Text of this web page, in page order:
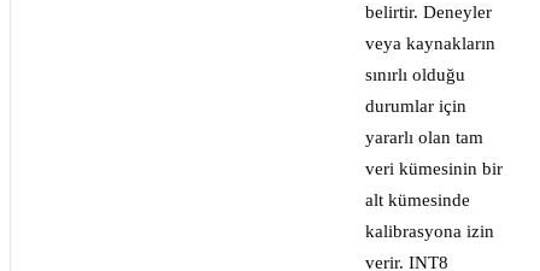
belirtir. Deneyler
veya kaynakların
sınırlı olduğu
durumlar için
yararlı olan tam
veri kümesinin bir
alt kümesinde
kalibrasyona izin
verir. INT8